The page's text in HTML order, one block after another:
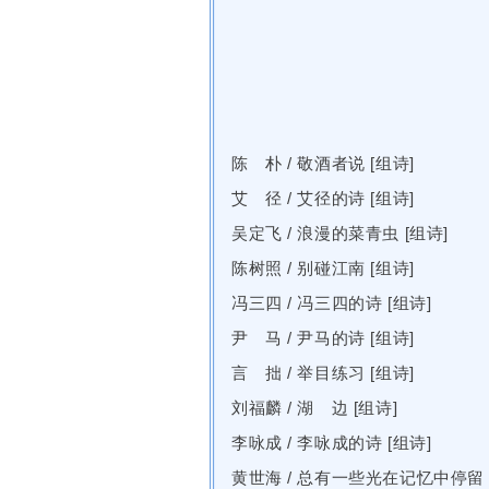
陈 朴 /敬酒者说 [组诗]
艾 径 /艾径的诗 [组诗]
吴定飞 /浪漫的菜青虫 [组诗]
陈树照 / 别碰江南 [组诗]
冯三四 / 冯三四的诗 [组诗]
尹 马 /尹马的诗 [组诗]
言 拙 /举目练习 [组诗]
刘福麟 /湖 边 [组诗]
李咏成 /李咏成的诗 [组诗]
黄世海 / 总有一些光在记忆中停